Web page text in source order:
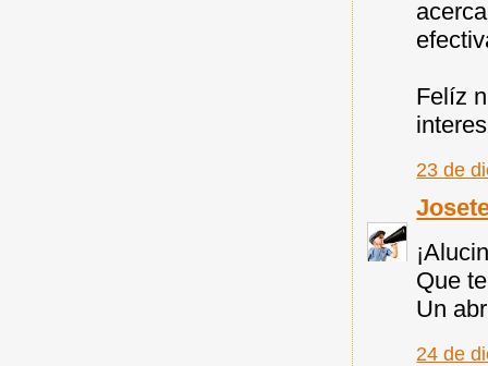
Felíz
23 de
Que
Un
24 de